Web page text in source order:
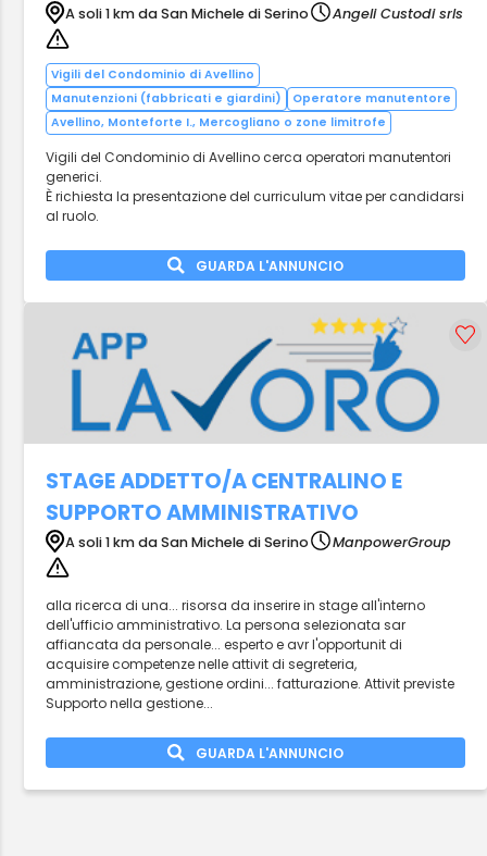
A soli 1 km da San Michele di Serino Angeli Custodi srls
Vigili del Condominio di Avellino
Manutenzioni (fabbricati e giardini)
Operatore manutentore
Avellino, Monteforte I., Mercogliano o zone limitrofe
Vigili del Condominio di Avellino cerca operatori manutentori
generici.
È richiesta la presentazione del curriculum vitae per candidarsi
al ruolo.
GUARDA L'ANNUNCIO
STAGE ADDETTO/A CENTRALINO E
SUPPORTO AMMINISTRATIVO
A soli 1 km da San Michele di Serino ManpowerGroup
alla ricerca di una... risorsa da inserire in stage all'interno
dell'ufficio amministrativo. La persona selezionata sar
affiancata da personale... esperto e avr l'opportunit di
acquisire competenze nelle attivit di segreteria,
amministrazione, gestione ordini... fatturazione. Attivit previste
Supporto nella gestione...
GUARDA L'ANNUNCIO